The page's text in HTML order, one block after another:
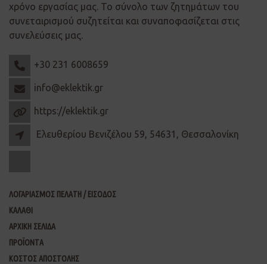
χρόνο εργασίας μας. Το σύνολο των ζητημάτων του
συνεταιρισμού συζητείται και συναποφασίζεται στις
συνελεύσεις μας.
+30 231 6008659
info@eklektik.gr
https://eklektik.gr
Ελευθερίου Βενιζέλου 59, 54631, Θεσσαλονίκη
ΛΟΓΑΡΙΑΣΜΟΣ ΠΕΛΑΤΗ / ΕΙΣΟΔΟΣ
ΚΑΛΑΘΙ
ΑΡΧΙΚΗ ΣΕΛΙΔΑ
ΠΡΟΪΟΝΤΑ
ΚΟΣΤΟΣ ΑΠΟΣΤΟΛΗΣ